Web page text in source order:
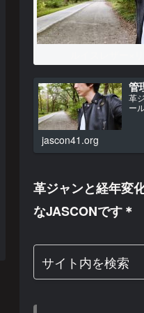
管
革
ー
jascon41.org
革ジャンと経年変
なJASCONです＊